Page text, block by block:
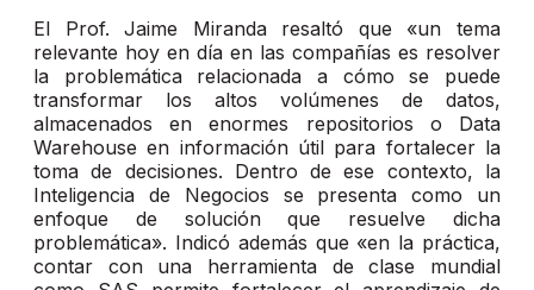
El Prof. Jaime Miranda resaltó que «un tema
relevante hoy en día en las compañías es resolver
la problemática relacionada a cómo se puede
transformar los altos volúmenes de datos,
almacenados en enormes repositorios o Data
Warehouse en información útil para fortalecer la
toma de decisiones. Dentro de ese contexto, la
Inteligencia de Negocios se presenta como un
enfoque de solución que resuelve dicha
problemática». Indicó además que «en la práctica,
contar con una herramienta de clase mundial